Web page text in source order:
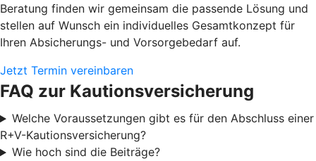
Beratung finden wir gemeinsam die passende Lösung und
stellen auf Wunsch ein individuelles Gesamtkonzept für
Ihren Absicherungs- und Vorsorgebedarf auf.
Jetzt Termin vereinbaren
FAQ zur Kautionsversicherung
Welche Voraussetzungen gibt es für den Abschluss einer
R+V-Kautionsversicherung?
Wie hoch sind die Beiträge?